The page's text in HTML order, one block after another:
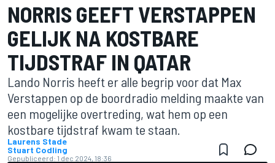
NORRIS GEEFT VERSTAPPEN
GELIJK NA KOSTBARE
TIJDSTRAF IN QATAR
Lando Norris heeft er alle begrip voor dat Max
Verstappen op de boordradio melding maakte van
een mogelijke overtreding, wat hem op een
kostbare tijdstraf kwam te staan.
Laurens Stade
Stuart Codling
Gepubliceerd: 1 dec 2024, 18:36